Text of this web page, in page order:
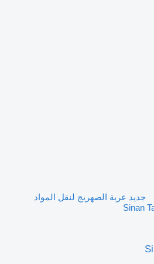
جديد عربة الصهريج لنقل المواد